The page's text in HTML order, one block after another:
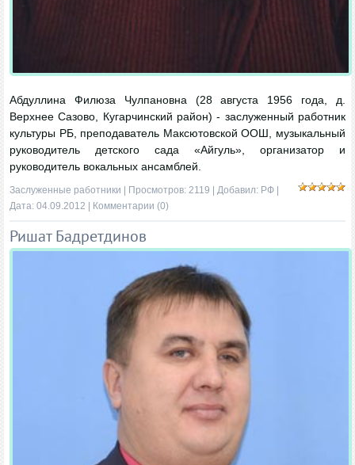
Абдуллина Филюза Чулпановна (28 августа 1956 года, д.
Верхнее Сазово, Кугарчинский район) - заслуженный работник
культуры РБ, преподаватель Максютовской ООШ, музыкальный
руководитель детского сада «Айгуль», организатор и
руководитель вокальных ансамблей.
Заслуженные работники | Просмотров: 2119 | Добавил: РФ
Дата: 04.09.2012 Комментарии (0)
Ришат Бадретдинов